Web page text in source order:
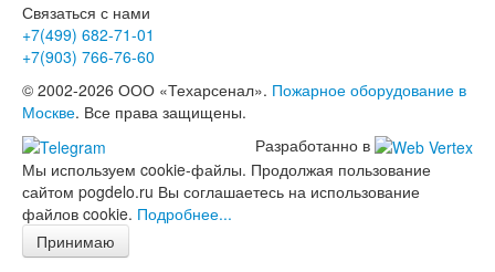
Связаться с нами
+7(499) 682-71-01
+7(903) 766-76-60
© 2002-2026 ООО «Техарсенал». Пожарное оборудование в
Москве. Все права защищены.
Разработанно в
Мы используем cookie-файлы. Продолжая пользование
сайтом pogdelo.ru Вы соглашаетесь на использование
файлов cookie. Подробнее...
Принимаю